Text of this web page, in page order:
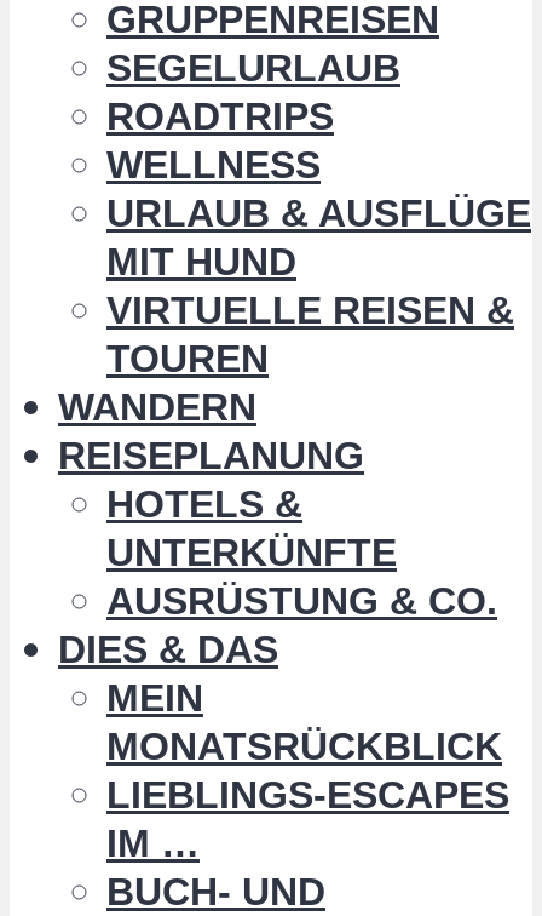
GRUPPENREISEN
SEGELURLAUB
ROADTRIPS
WELLNESS
URLAUB & AUSFLÜGE
MIT HUND
VIRTUELLE REISEN &
TOUREN
WANDERN
REISEPLANUNG
HOTELS &
UNTERKÜNFTE
AUSRÜSTUNG & CO.
DIES & DAS
MEIN
MONATSRÜCKBLICK
LIEBLINGS-ESCAPES
IM …
BUCH- UND